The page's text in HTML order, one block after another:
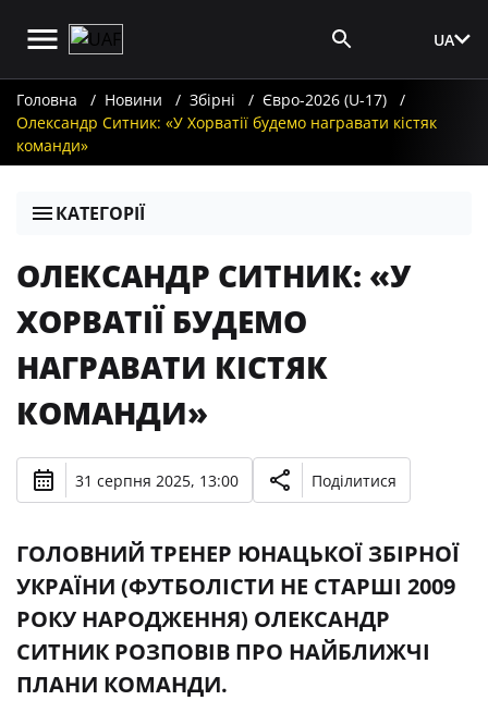
UA
Головна Новини Збірні
Євро-2026 (U-17)
Олександр Ситник: «У Хорватії будемо награвати кістяк
команди»
КАТЕГОРІЇ
ОЛЕКСАНДР СИТНИК: «У
ХОРВАТІЇ БУДЕМО
НАГРАВАТИ КІСТЯК
КОМАНДИ»
31 серпня 2025, 13:00 Поділитися
ГОЛОВНИЙ ТРЕНЕР ЮНАЦЬКОЇ ЗБІРНОЇ
УКРАЇНИ (ФУТБОЛІСТИ НЕ СТАРШІ 2009
РОКУ НАРОДЖЕННЯ) ОЛЕКСАНДР
СИТНИК РОЗПОВІВ ПРО НАЙБЛИЖЧІ
ПЛАНИ КОМАНДИ.